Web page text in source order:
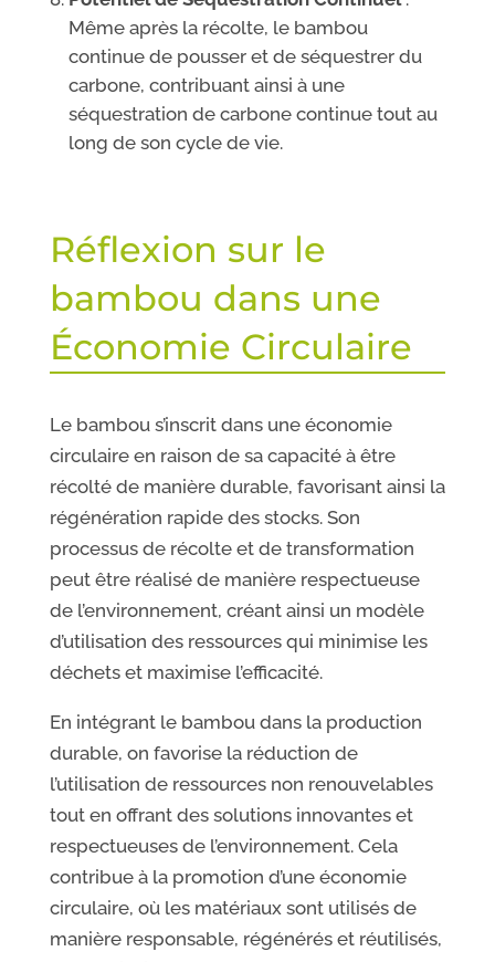
Même après la récolte, le bambou
continue de pousser et de séquestrer du
carbone, contribuant ainsi à une
séquestration de carbone continue tout au
long de son cycle de vie.
Réflexion sur le
bambou dans une
Économie Circulaire
Le bambou s’inscrit dans une économie
circulaire en raison de sa capacité à être
récolté de manière durable, favorisant ainsi la
régénération rapide des stocks. Son
processus de récolte et de transformation
peut être réalisé de manière respectueuse
de l’environnement, créant ainsi un modèle
d’utilisation des ressources qui minimise les
déchets et maximise l’efficacité.
En intégrant le bambou dans la production
durable, on favorise la réduction de
l’utilisation de ressources non renouvelables
tout en offrant des solutions innovantes et
respectueuses de l’environnement. Cela
contribue à la promotion d’une économie
circulaire, où les matériaux sont utilisés de
manière responsable, régénérés et réutilisés,